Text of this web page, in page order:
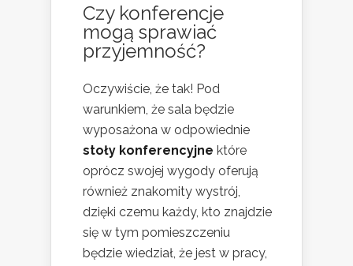
Czy konferencje
mogą sprawiać
przyjemność?
Oczywiście, że tak! Pod
warunkiem, że sala będzie
wyposażona w odpowiednie
stoły konferencyjne które
oprócz swojej wygody oferują
również znakomity wystrój,
dzięki czemu każdy, kto znajdzie
się w tym pomieszczeniu
będzie wiedział, że jest w pracy,